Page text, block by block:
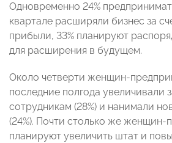
Одновременно 24%
квартале расширяли бизнес за
прибыли, 33% планируют
для расширения в будущем.
Около четверти женщин-
последние полгода увеличивали
сотрудникам (28%) и нанимали
(24%). Почти столько же женщин-
планируют увеличить штат и